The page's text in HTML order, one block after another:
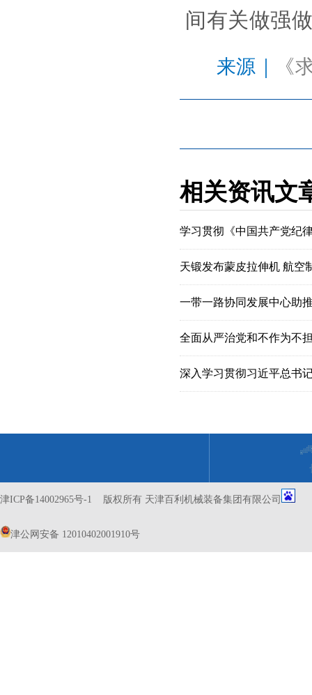
间有关做强
来源｜ 《
相关资讯文
学习贯彻《中国共产党纪
天锻发布蒙皮拉伸机 航空
一带一路协同发展中心助
全面从严治党和不作为不
津ICP备14002965号-1 版权所有 天津百利机械装备集团有限公司
津公网安备 12010402001910号